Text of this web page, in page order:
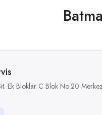
Ek Bloklar C Blok No:20